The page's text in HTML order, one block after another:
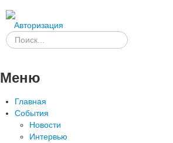
Авторизация
Меню
Главная
События
Новости
Интервью